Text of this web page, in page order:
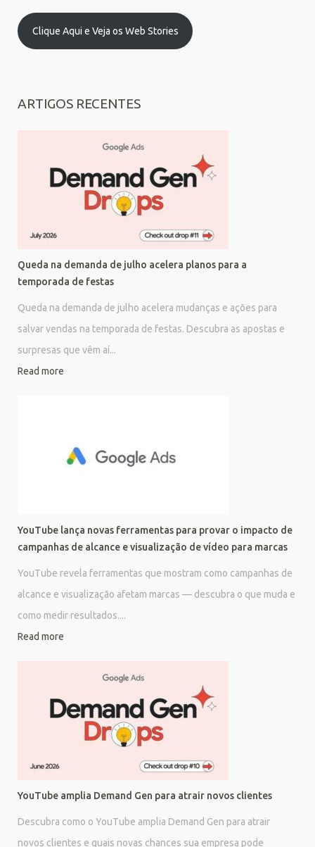
Clique Aqui e Veja os Web Stories
ARTIGOS RECENTES
Queda na demanda de julho acelera planos para a
temporada de festas
Queda na demanda de julho acelera mudanças e ações para
salvar vendas na temporada de festas. Descubra as apostas e
surpresas que vêm aí...
Read more
YouTube lança novas ferramentas para provar o impacto de
campanhas de alcance e visualização de vídeo para marcas
YouTube revela ferramentas que mostram como campanhas de
alcance e visualização afetam marcas — descubra o que muda e
como medir resultados....
Read more
YouTube amplia Demand Gen para atrair novos clientes
Descubra como o YouTube amplia Demand Gen para atrair
novos clientes e quais novas chances sua empresa pode